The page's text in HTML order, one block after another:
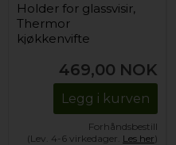
Holder for glassvisir,
Thermor
kjøkkenvifte
469,00 NOK
Legg i kurven
Forhåndsbestill
(Lev. 4-6 virkedager. Les her)